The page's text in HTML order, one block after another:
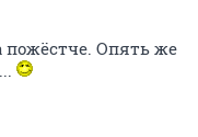
пожёстче. Опять же